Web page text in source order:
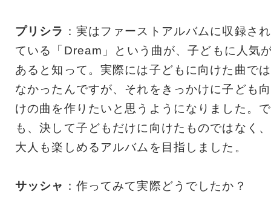
プリシラ ：実はファーストアルバムに収録され
ている「Dream」という曲が、子どもに人気
あると知って。実際には子どもに向けた曲では
なかったんですが、それをきっかけに子ども向
けの曲を作りたいと思うようになりました。で
も、決して子どもだけに向けたものではなく、
大人も楽しめるアルバムを目指しました。
サッシャ ：作ってみて実際どうでしたか？